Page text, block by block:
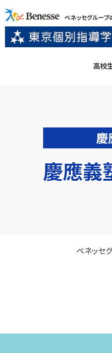
ベネッセグルー
高校
慶
慶應義
ベネッセ